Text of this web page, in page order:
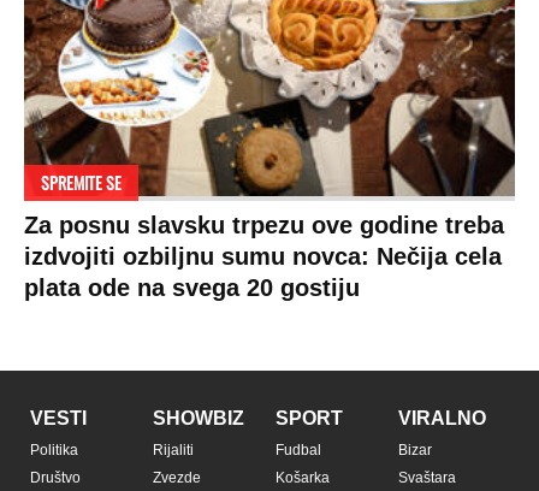
SPREMITE SE
Za posnu slavsku trpezu ove godine treba
izdvojiti ozbiljnu sumu novca: Nečija cela
plata ode na svega 20 gostiju
VESTI
Politika
Društvo
SHOWBIZ
Rijaliti
Zvezde
SPORT
Fudbal
Košarka
VIRALNO
Bizar
Svaštara